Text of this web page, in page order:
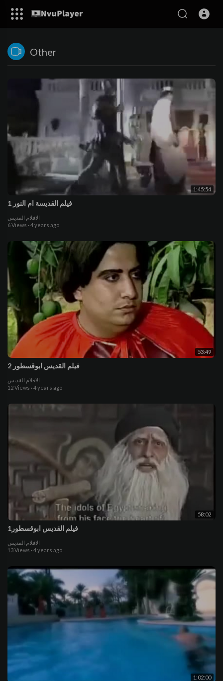
Other
1:45:54
فيلم القديسة ام النور 1
الافلام القديس
6 Views ·4 years ago
53:49
فيلم القديس ابوقسطور 2
الافلام القديس
12 Views ·4 years ago
58:02
فيلم القديس ابوقسطور1
الافلام القديس
13 Views ·4 years ago
1:02:00